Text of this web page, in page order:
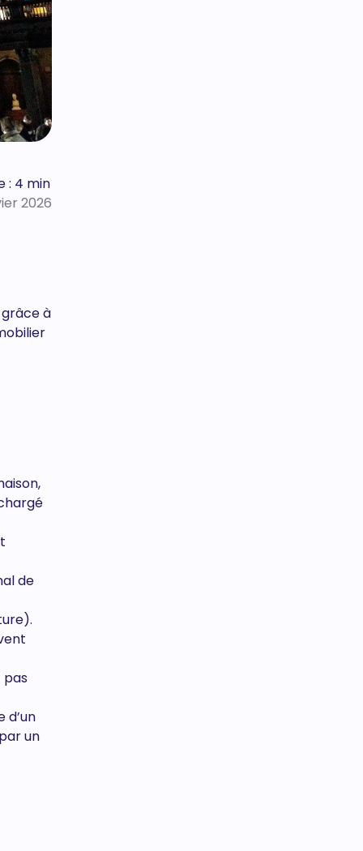
: 4 min
2026
à
de
pas
d’un
un